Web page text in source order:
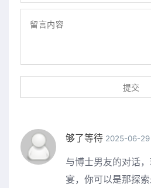
够了等待2025-06-29
与博士男友的对话
宴，你可以是那探